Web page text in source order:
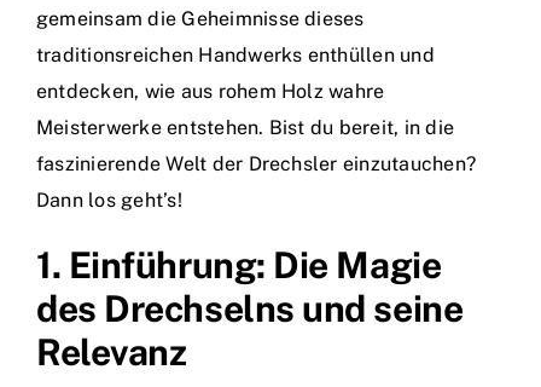
gemeinsam die Geheimnisse dieses
traditionsreichen Handwerks enthüllen und
entdecken, wie aus rohem Holz wahre
Meisterwerke entstehen. Bist du bereit, in die
faszinierende Welt der Drechsler einzutauchen?
Dann los geht’s!
1. Einführung: Die Magie
des Drechselns und seine
Relevanz